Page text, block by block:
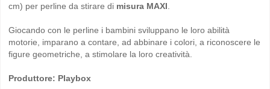
cm) per perline da stirare di misura MAXI.
Giocando con le perline i bambini sviluppano le loro abilità
motorie, imparano a contare, ad abbinare i colori, a riconoscere le
figure geometriche, a stimolare la loro creatività.
Produttore: Playbox